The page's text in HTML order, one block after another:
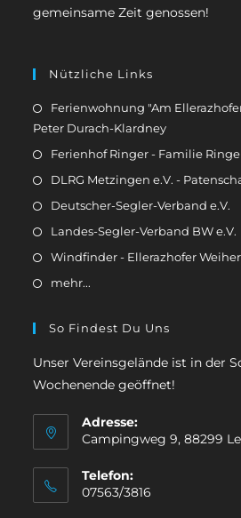
gemeinsame Zeit genossen!
Nützliche Links
Ferienwohnung "Am
Peter Durach-Klardney
Ferienhof Ringer - Familie
DLRG Metzingen e.V. -
Deutscher-Segler-Verband e.V.
Landes-Segler-Verband BW e.V.
Windfinder - Ellerazhofer Weiher
mehr...
So Findest Du Uns
Unser Vereinsgelände ist in der
Wochenende geöffnet!
Adresse:
Campingweg 9, 88299
Telefon:
07563/3816